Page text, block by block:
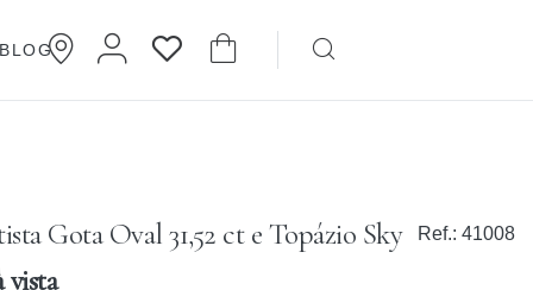
BLOG
Gota Oval 31,52 ct e Topázio Sky Ref.: 41008
vista